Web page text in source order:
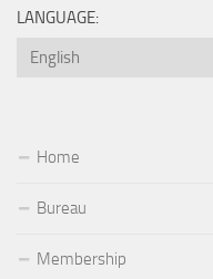
LANGUAGE:
Home
Bureau
Membership